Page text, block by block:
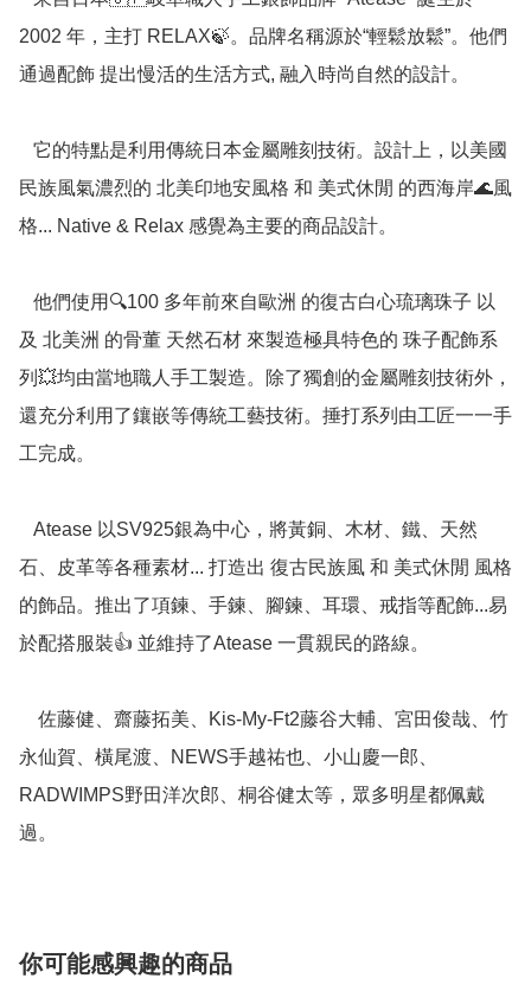
2002 年，主打 RELAX🍃。品牌名稱源於“輕鬆放鬆”。他們
通過配飾 提出慢活的生活方式, 融入時尚自然的設計。
民族風氣濃烈的 北美印地安風格 和 美式休閒 的西海岸🌊風
格... Native & Relax 感覺為主要的商品設計。
及 北美洲 的骨董 天然石材 來製造極具特色的 珠子配飾系
列💥均由當地職人手工製造。除了獨創的金屬雕刻技術外，
還充分利用了鑲嵌等傳統工藝技術。捶打系列由工匠一一手
工完成。
石、皮革等各種素材... 打造出 復古民族風 和 美式休閒 風格
的飾品。推出了項鍊、手鍊、腳鍊、耳環、戒指等配飾...易
於配搭服裝👍 並維持了Atease 一貫親民的路線。
永仙賀、橫尾渡、NEWS手越祐也、小山慶一郎、
RADWIMPS野田洋次郎、桐谷健太等，眾多明星都佩戴
過。
你可能感興趣的商品